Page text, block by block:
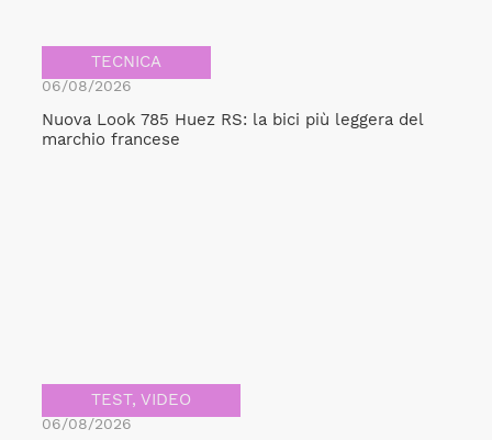
TECNICA
06/08/2026
Nuova Look 785 Huez RS: la bici più leggera del
marchio francese
TEST, VIDEO
06/08/2026